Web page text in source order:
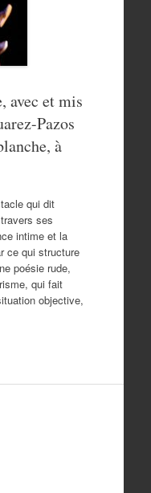
avec et mis
Pazos
à
qui dit
ses
intime et la
ce qui structure
poésie rude,
qui fait
objective,